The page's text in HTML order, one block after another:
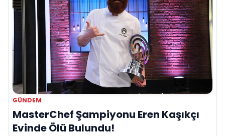
GÜNDEM
MasterChef Şampiyonu Eren Kaşıkçı
Evinde Ölü Bulundu!